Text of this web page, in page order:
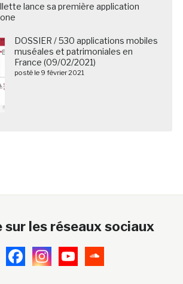
lance sa première application
DOSSIER / 530 applications mobiles
muséales et patrimoniales en
France (09/02/2021)
posté le 9 février 2021
sur les réseaux sociaux